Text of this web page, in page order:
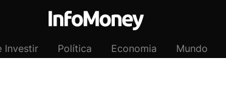
Investir Política Economia Mundo